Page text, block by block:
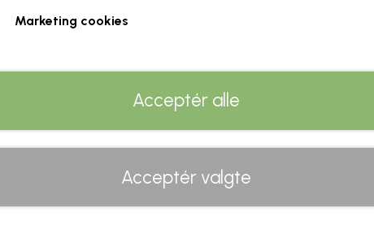
Marketing cookies
Acceptér alle
Acceptér valgte